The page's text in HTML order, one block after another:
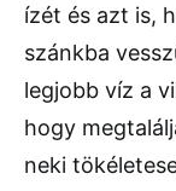
ízét és azt is,
szánkba
legjobb víz a
hogy
neki